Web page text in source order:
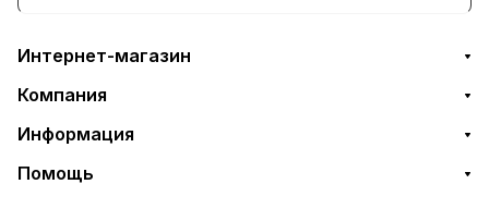
Интернет-магазин
Компания
Информация
Помощь